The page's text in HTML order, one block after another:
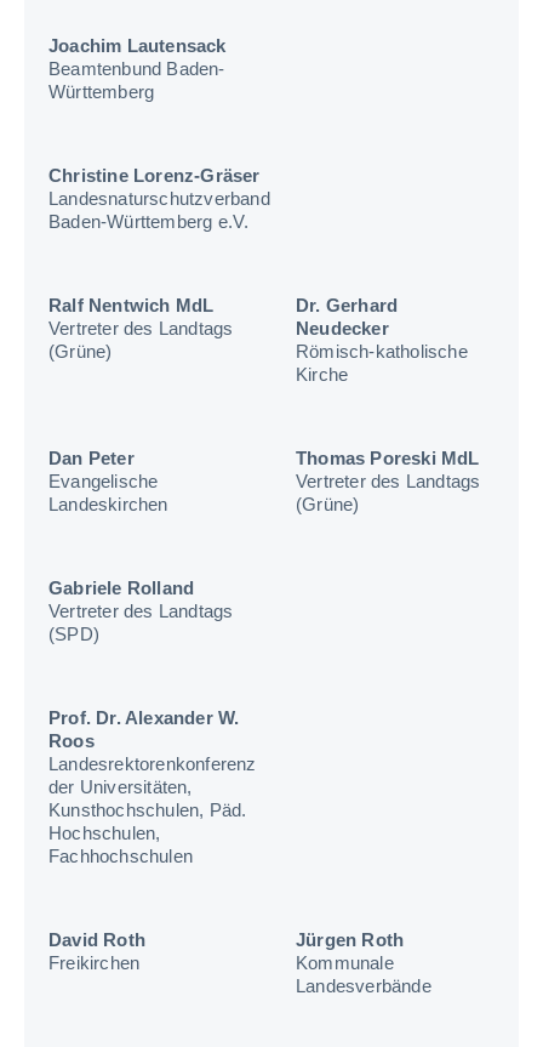
Joachim Lautensack
Beamtenbund Baden-
Württemberg
Christine Lorenz-Gräser
Landesnaturschutzverband
Baden-Württemberg e.V.
Ralf Nentwich MdL
Vertreter des Landtags
(Grüne)
Dr. Gerhard
Neudecker
Römisch-katholische
Kirche
Dan Peter
Evangelische
Landeskirchen
Thomas Poreski MdL
Vertreter des Landtags
(Grüne)
Gabriele Rolland
Vertreter des Landtags
(SPD)
Prof. Dr. Alexander W.
Roos
Landesrektorenkonferenz
der Universitäten,
Kunsthochschulen, Päd.
Hochschulen,
Fachhochschulen
David Roth
Freikirchen
Jürgen Roth
Kommunale
Landesverbände